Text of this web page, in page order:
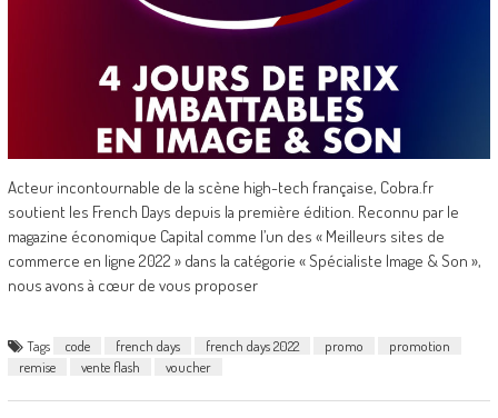
Acteur incontournable de la scène high-tech française, Cobra.fr
soutient les French Days depuis la première édition. Reconnu par le
magazine économique Capital comme l’un des « Meilleurs sites de
commerce en ligne 2022 » dans la catégorie « Spécialiste Image & Son »,
nous avons à cœur de vous proposer
Tags code french days french days 2022 promo
promotion
remise
vente flash voucher